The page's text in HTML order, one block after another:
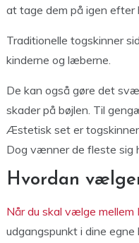
at tage dem på igen efter
Traditionelle togskinner
kinderne og læberne.
De kan også gøre det
skader på bøjlen. Til
Æstetisk set er
Dog vænner de fleste sig
Hvordan
Når du skal vælge mellem
udgangspunkt i dine